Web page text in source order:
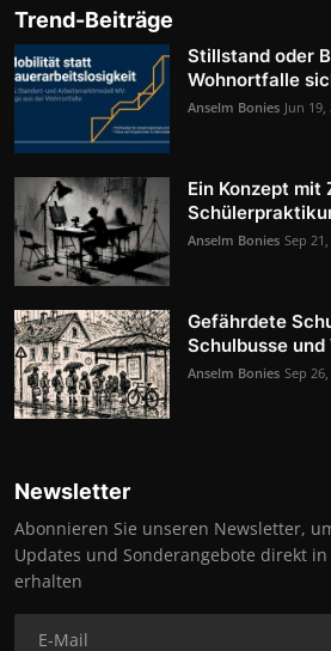
Trend-Beiträge
Stillstand oder
Wohnortfalle
Anselm Bonies Jun 19,
Ein Konzept
Anselm Bonies Sep
Gefährdete
Schulbusse und
Anselm Bonies Sep
Newsletter
Abonnieren Sie unseren Newsletter,
Updates und Sonderangebote direkt
erhalten